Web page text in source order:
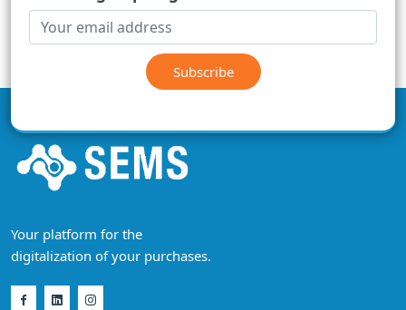
Subscribe
Your platform for the
digitalization of your purchases.